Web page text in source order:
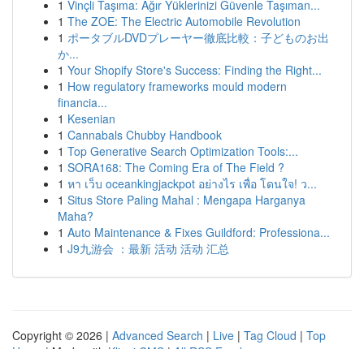
1 Vinçli Taşıma: Ağır Yüklerinizi Güvenle Taşıman...
1 The ZOE: The Electric Automobile Revolution
1 ポータブルDVDプレーヤー徹底比較：子どものお出
か...
1 Your Shopify Store's Success: Finding the Right...
1 How regulatory frameworks mould modern
financia...
1 Kesenian
1 Cannabals Chubby Handbook
1 Top Generative Search Optimization Tools:...
1 SORA168: The Coming Era of The Field ?
1 หา เว็บ oceankingjackpot อย่างไร เพื่อ โดนใจ! ว...
1 Situs Store Paling Mahal : Mengapa Harganya
Maha?
1 Auto Maintenance & Fixes Guildford: Professiona...
1 J9九游会 ：最新 活动 活动 汇总
Copyright © 2026 | Advanced Search | Live | Tag Cloud | Top